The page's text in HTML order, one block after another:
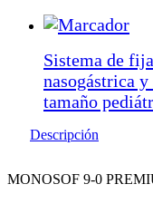
Sistema de
nasogástrica
tamaño
Descripción
MONOSOF 9-0